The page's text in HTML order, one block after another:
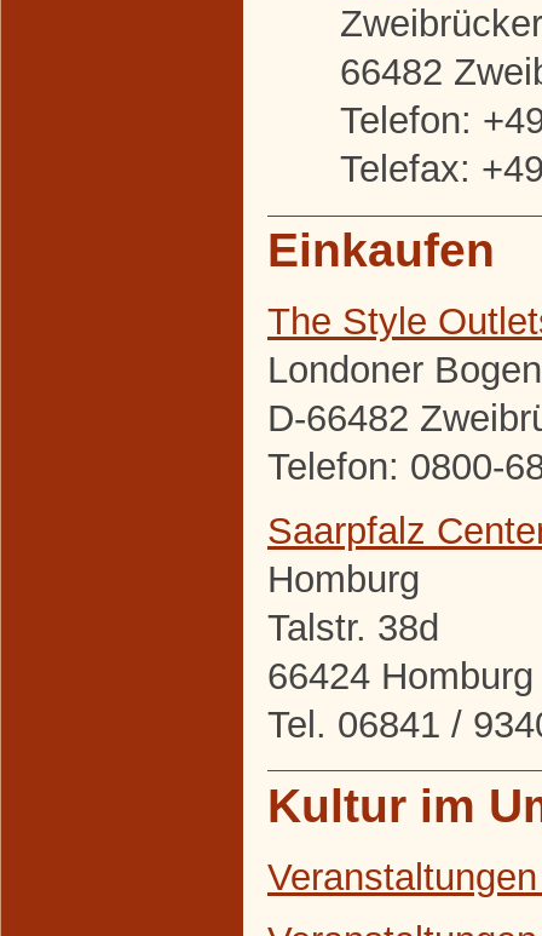
66482
Telefon:
Telefax:
Einkaufen
The Style
Londoner
D-66482
Telefon: 0800-
Saarpfalz
Homburg
Talstr. 38d
66424 Homburg
Tel. 06841 /
Kultur im